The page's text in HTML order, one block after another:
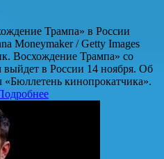
Трампа» в России
Moneymaker / Getty Images
Восхождение Трампа» со
выйдет в России 14 ноября. Об
«Бюллетень кинопрокатчика».